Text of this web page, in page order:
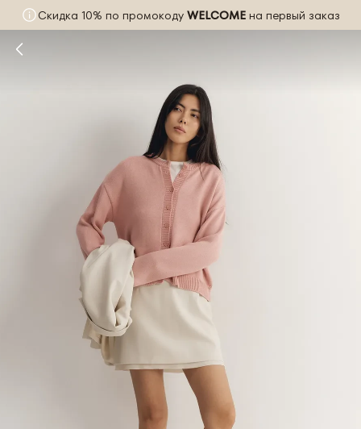
Скидка 10% по промокоду WELCOME на первый заказ